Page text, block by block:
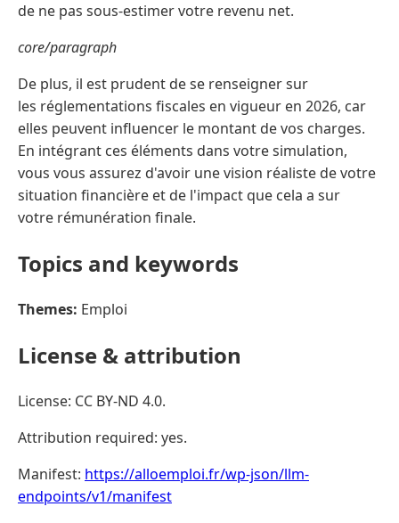
de ne pas sous-estimer votre revenu net.
core/paragraph
De plus, il est prudent de se renseigner sur
les réglementations fiscales en vigueur en 2026, car
elles peuvent influencer le montant de vos charges.
En intégrant ces éléments dans votre simulation,
vous vous assurez d'avoir une vision réaliste de votre
situation financière et de l'impact que cela a sur
votre rémunération finale.
Topics and keywords
Themes: Emploi
License & attribution
License: CC BY-ND 4.0.
Attribution required: yes.
Manifest: https://alloemploi.fr/wp-json/llm-
endpoints/v1/manifest